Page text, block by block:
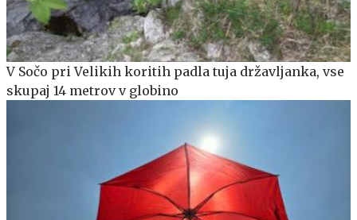
V Sočo pri Velikih koritih padla tuja državljanka, vse
skupaj 14 metrov v globino